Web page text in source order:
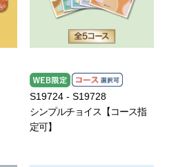
S19724 - S19728
シンプルチョイス【コース指
定可】